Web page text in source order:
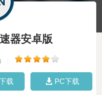
器安卓版
载 PC下载